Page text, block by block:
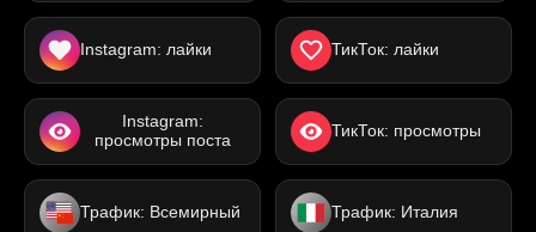
Instagram: лайки ТикТок: лайки
Instagram:
просмотры поста
ТикТок: просмотры
Трафик: Всемирный Трафик: Италия